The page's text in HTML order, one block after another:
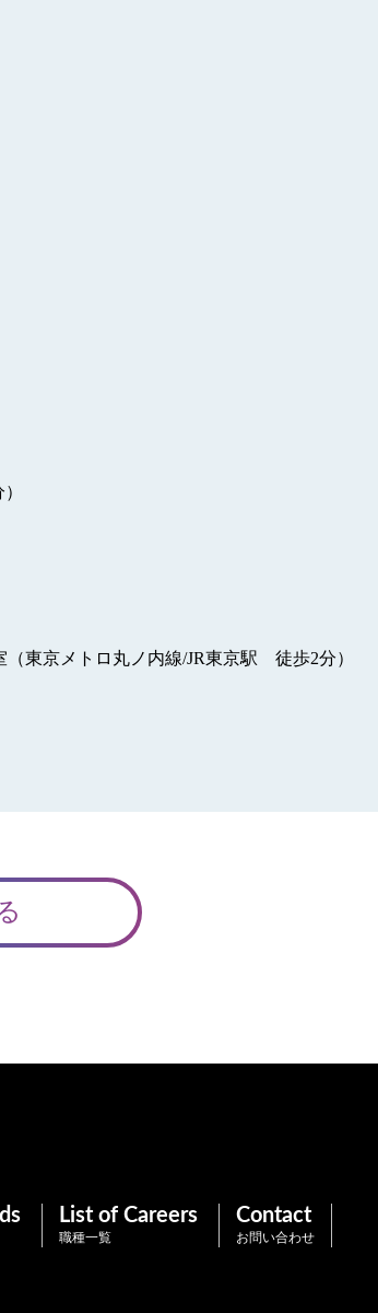
東京メトロ丸ノ内線/JR東京駅 徒歩2分）
List of Careers
職種一覧
Contact
お問い合わせ